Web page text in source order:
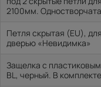
2100мм.
Петля скрытая (EU),
дверью «Невидимка»
Защелка с
BL, черный. В